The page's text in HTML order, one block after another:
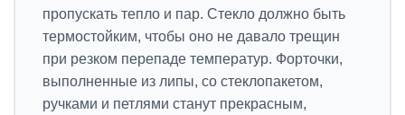
пропускать тепло и пар. Стекло должно быть
термостойким, чтобы оно не давало трещин
при резком перепаде температур. Форточки,
выполненные из липы, со стеклопакетом,
ручками и петлями станут прекрасным,